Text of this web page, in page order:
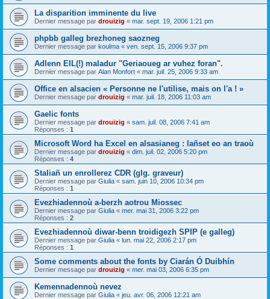
La disparition imminente du live
Dernier message par drouizig « mar. sept. 19, 2006 1:21 pm
phpbb galleg brezhoneg saozneg
Dernier message par koulma « ven. sept. 15, 2006 9:37 pm
Adlenn EIL(!) maladur "Geriaoueg ar vuhez foran".
Dernier message par Alan Monfort « mar. juil. 25, 2006 9:33 am
Office en alsacien « Personne ne l'utilise, mais on l'a ! »
Dernier message par drouizig « mar. juil. 18, 2006 11:03 am
Gaelic fonts
Dernier message par drouizig « sam. juil. 08, 2006 7:41 am
Réponses : 1
Microsoft Word ha Excel en alsasianeg : lañset eo an traoù
Dernier message par drouizig « dim. juil. 02, 2006 5:20 pm
Réponses : 4
Staliañ un enrollerez CDR (glg. graveur)
Dernier message par Giulia « sam. juin 10, 2006 10:34 pm
Réponses : 1
Evezhiadennoù a-berzh aotrou Miossec
Dernier message par Giulia « mer. mai 31, 2006 3:22 pm
Réponses : 2
Evezhiadennoù diwar-benn troidigezh SPIP (e galleg)
Dernier message par Giulia « lun. mai 22, 2006 2:17 pm
Réponses : 1
Some comments about the fonts by Ciarán Ó Duibhín
Dernier message par drouizig « mer. mai 03, 2006 6:35 pm
Kemennadennoù nevez
Dernier message par Giulia « jeu. avr. 06, 2006 12:21 am